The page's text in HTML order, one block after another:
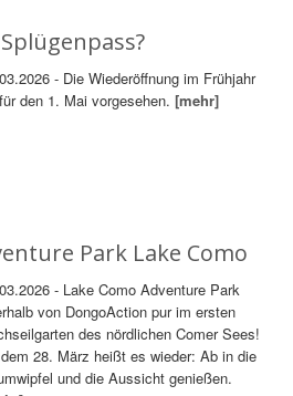
- Die Wiederöffnung im Frühjahr
den 1. Mai vorgesehen.[mehr]
Park Lake Como
- Lake Como Adventure Park
von DongoAction pur im ersten
des nördlichen Comer Sees!
28. März heißt es wieder: Ab in die
und die Aussicht genießen.